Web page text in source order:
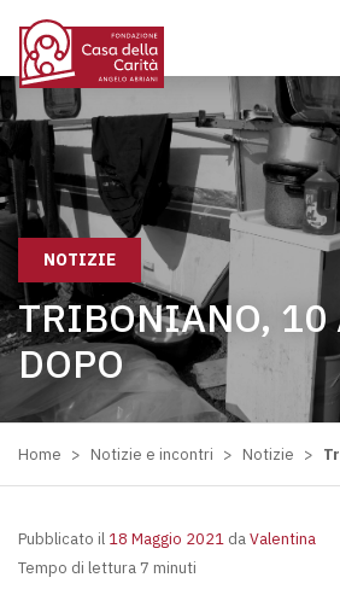
NOTIZIE
TRIBONIANO,
DOPO
Home > Notizie e incontri > Notizie >
Pubblicato il 18 Maggio 2021 daValentina
Tempo di lettura 7 minuti